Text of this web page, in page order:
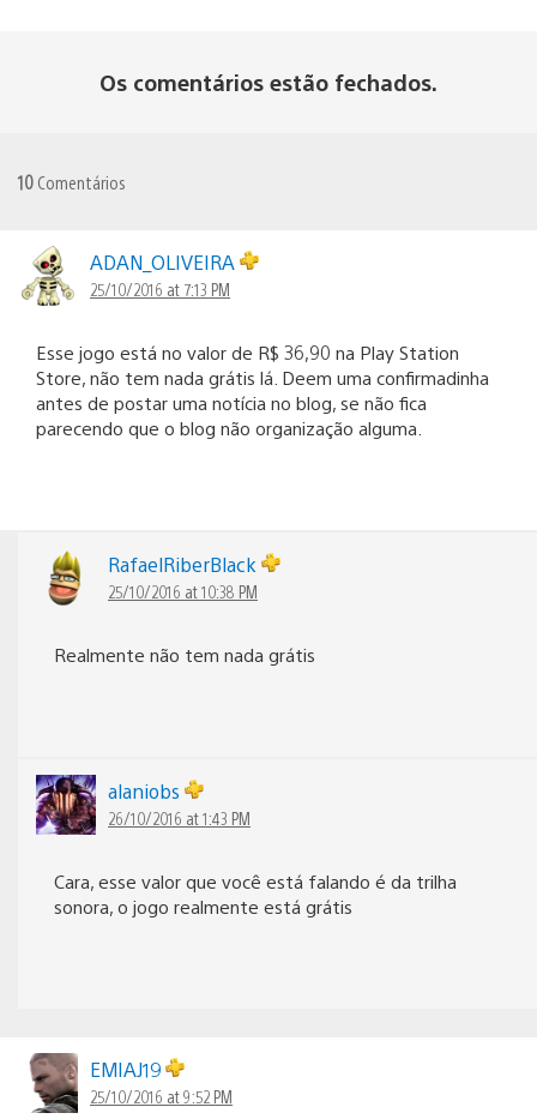
Os comentários estão fechados.
10 Comentários
ADAN_OLIVEIRA
25/10/2016 at 7:13 PM
Esse jogo está no valor de R$ 36,90 na Play Station
Store, não tem nada grátis lá. Deem uma confirmadinha
antes de postar uma notícia no blog, se não fica
parecendo que o blog não organização alguma.
RafaelRiberBlack
25/10/2016 at 10:38 PM
Realmente não tem nada grátis
alaniobs
26/10/2016 at 1:43 PM
Cara, esse valor que você está falando é da trilha
sonora, o jogo realmente está grátis
EMIAJ19
25/10/2016 at 9:52 PM